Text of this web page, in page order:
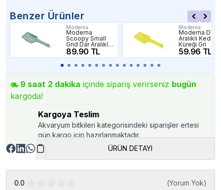
Benzer Ürünler
Moderna
Moderna
Scoopy Small
Grid Dar Aralıklı
Kedi Kumu
Küreği Yeşil
89.90 TL
Moderna
Moderna Dar
Aralıklı Kedi
Küreği Gri
59.96 TL
9 saat 2 dakika içinde sipariş verirseniz bugün
kargoda!
Kargoya Teslim
Akvaryum bitkileri kategorisindeki siparişler ertesi
gün kargo için hazırlanmaktadır.
ÜRÜN DETAYI
0.0 (Yorum Yok)